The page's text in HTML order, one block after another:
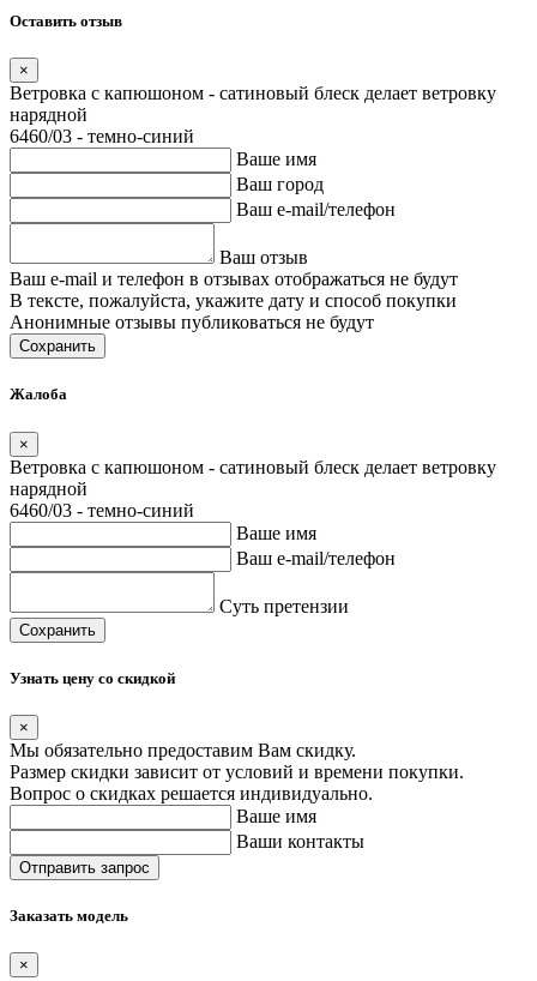
Оставить отзыв
×
Ветровка с капюшоном - сатиновый блеск делает ветровку
нарядной
6460/03 - темно-синий
Ваше имя
Ваш город
Ваш e-mail/телефон
Ваш отзыв
Ваш e-mail и телефон в отзывах отображаться не будут
В тексте, пожалуйста, укажите дату и способ покупки
Анонимные отзывы публиковаться не будут
Сохранить
Жалоба
×
Ветровка с капюшоном - сатиновый блеск делает ветровку
нарядной
6460/03 - темно-синий
Ваше имя
Ваш e-mail/телефон
Суть претензии
Сохранить
Узнать цену со скидкой
×
Мы обязательно предоставим Вам скидку.
Размер скидки зависит от условий и времени покупки.
Вопрос о скидках решается индивидуально.
Ваше имя
Ваши контакты
Заказать модель
×